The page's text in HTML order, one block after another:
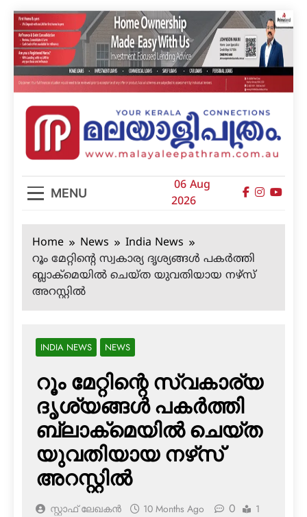
Skip
to
content
മലയാളിപത്രം
MENU
06 Aug
2026
Home News
India News
റൂം മേറ്റിന്റെ സ്വകാര്യ ദൃശ്യങ്ങള്‍ പകര്‍ത്തി
ബ്ലാക്‌മെയില്‍ ചെയ്ത യുവതിയായ നഴ്‌സ്
അറസ്റ്റില്‍
INDIA NEWS NEWS
റൂം മേറ്റിന്റെ സ്വകാര്യ
ദൃശ്യങ്ങള്‍ പകര്‍ത്തി
ബ്ലാക്‌മെയില്‍ ചെയ്ത
യുവതിയായ നഴ്‌സ്
അറസ്റ്റില്‍
സ്റ്റാഫ് ലേഖകൻ 10 Months Ago 0
1